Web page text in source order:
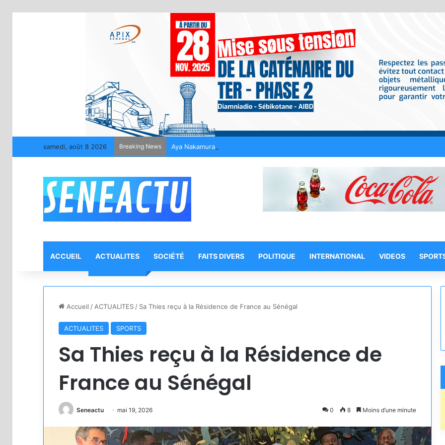
samedi, août 8 2026 Breaking News Aya Nakamura officiellement fiancée : Le rappeur RK lui a fait sa demande
ACCUEIL ACTUALITES SOCIÉTÉ FAITS DIVERS POLITIQUE INTERNATIONAL VIDEOS
Accueil / ACTUALITES / Sa Thies reçu à la Résidence de France au Sénégal
ACTUALITES SPORTS
Sa Thies reçu à la Résidence de
France au Sénégal
Seneactu mai 19, 2026 0 8 Moins d’une minute